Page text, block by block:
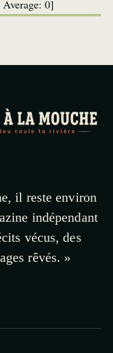
Average: 0]
il reste environ
indépendant
vécus, des
rêvés. »